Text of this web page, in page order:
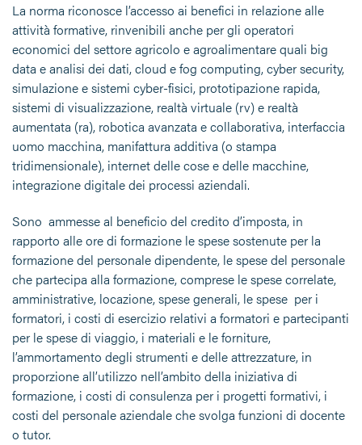
La norma riconosce l’accesso ai benefici in relazione alle
attività formative, rinvenibili anche per gli operatori
economici del settore agricolo e agroalimentare quali big
data e analisi dei dati, cloud e fog computing, cyber security,
simulazione e sistemi cyber-fisici, prototipazione rapida,
sistemi di visualizzazione, realtà virtuale (rv) e realtà
aumentata (ra), robotica avanzata e collaborativa, interfaccia
uomo macchina, manifattura additiva (o stampa
tridimensionale), internet delle cose e delle macchine,
integrazione digitale dei processi aziendali.
Sono ammesse al beneficio del credito d’imposta, in
rapporto alle ore di formazione le spese sostenute per la
formazione del personale dipendente, le spese del personale
che partecipa alla formazione, comprese le spese correlate,
amministrative, locazione, spese generali, le spese per i
formatori, i costi di esercizio relativi a formatori e partecipanti
per le spese di viaggio, i materiali e le forniture,
l’ammortamento degli strumenti e delle attrezzature, in
proporzione all’utilizzo nell’ambito della iniziativa di
formazione, i costi di consulenza per i progetti formativi, i
costi del personale aziendale che svolga funzioni di docente
o tutor.